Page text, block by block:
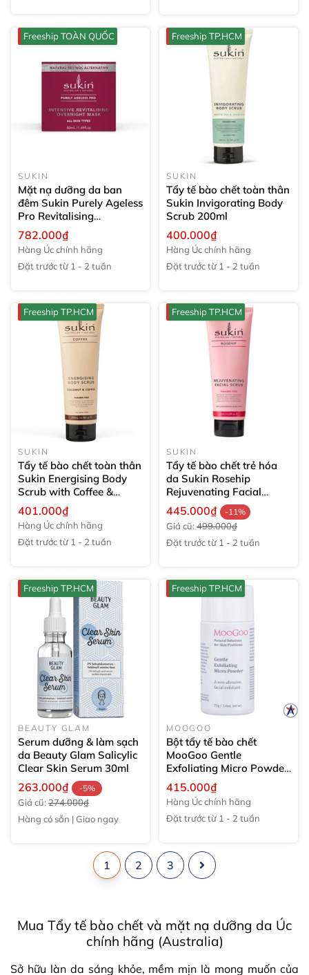
Freeship TOÀN QUỐC
SUKIN
Mặt nạ dưỡng da ban
đêm Sukin Purely Ageless
Pro Revitalising
Overnight Mask
782.000₫
Hàng Úc chính hãng
Đặt trước từ 1 - 2 tuần
Freeship TP.HCM
SUKIN
Tẩy tế bào chết toàn thân
Sukin Invigorating Body
Scrub 200ml
400.000₫
Hàng Úc chính hãng
Đặt trước từ 1 - 2 tuần
Freeship TP.HCM
SUKIN
Tẩy tế bào chết toàn thân
Sukin Energising Body
Scrub with Coffee &
Coconut200ml
401.000₫
Hàng Úc chính hãng
Đặt trước từ 1 - 2 tuần
Freeship TP.HCM
SUKIN
Tẩy tế bào chết trẻ hóa
da Sukin Rosehip
Rejuvenating Facial
Scrub125ml
445.000₫ -11%
Giá cũ: 499.000₫
Đặt trước từ 1 - 2 tuần
Freeship TP.HCM
BEAUTY GLAM
Serum dưỡng & làm sạch
da Beauty Glam Salicylic
Clear Skin Serum 30ml
263.000₫ -5%
Giá cũ: 274.000₫
Hàng có sẵn | Giao ngay
Freeship TP.HCM
MOOGOO
Bột tẩy tế bào chết
MooGoo Gentle
Exfoliating Micro Powder
75g
415.000₫
Hàng Úc chính hãng
Đặt trước từ 1 - 2 tuần
1 2 3
Mua Tẩy tế bào chết và mặt nạ dưỡng da Úc
chính hãng (Australia)
Sở hữu làn da sáng khỏe, mềm mịn là mong muốn của